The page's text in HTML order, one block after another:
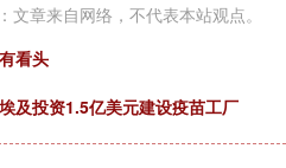
文章来自网络，不代表本站观点。
看头
及投资1.5亿美元建设疫苗工厂